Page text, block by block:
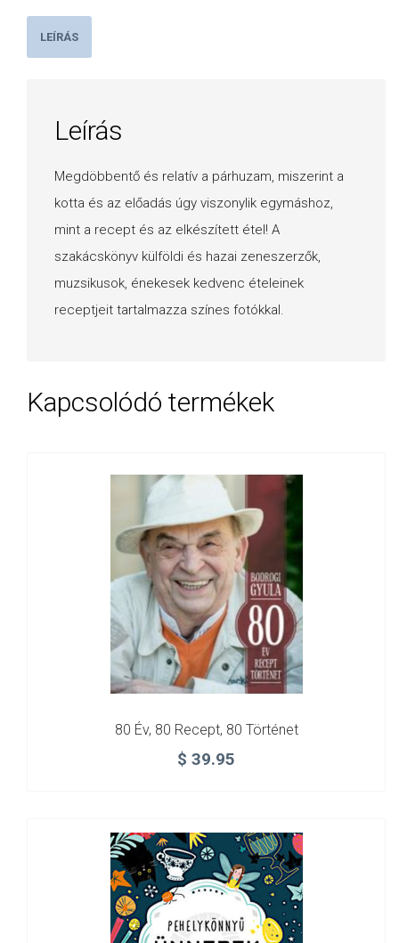
LEÍRÁS
Leírás
Megdöbbentő és relatív a párhuzam, miszerint a
kotta és az előadás úgy viszonylik egymáshoz,
mint a recept és az elkészített étel! A
szakácskönyv külföldi és hazai zeneszerzők,
muzsikusok, énekesek kedvenc ételeinek
receptjeit tartalmazza színes fotókkal.
Kapcsolódó termékek
80 Év, 80 Recept, 80 Történet
$ 39.95